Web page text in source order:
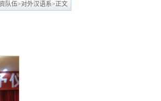
队伍>对外汉语系>正文